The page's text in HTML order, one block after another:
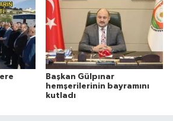
Başkan Gülpınar
hemşerilerinin bayramını
kutladı